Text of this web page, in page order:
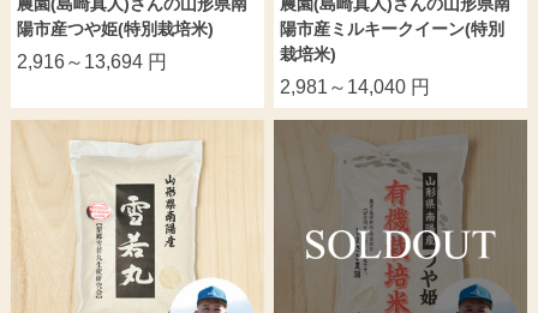
陽市産つや姫(特別栽培米)
2,916～13,694 円
陽市産ミルキークイーン(特別
栽培米)
2,981～14,040 円